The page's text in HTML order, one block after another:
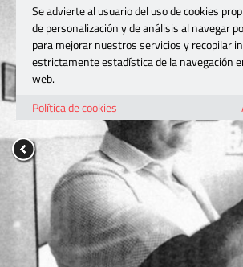
Se advierte al usuario del uso de cookies
de personalización y de análisis al navegar
para mejorar nuestros servicios y recopilar
estrictamente estadística de la navegación
web.
Política de cookies